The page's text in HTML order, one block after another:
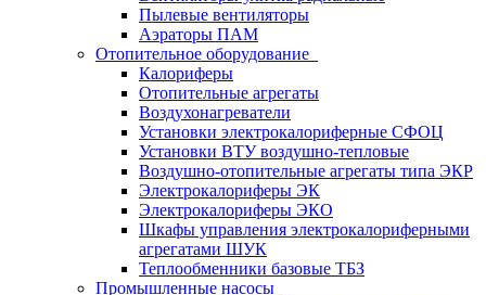
Пылевые вентиляторы
Аэраторы ПАМ
Отопительное оборудование
Калориферы
Отопительные агрегаты
Воздухонагреватели
Установки электрокалориферные СФОЦ
Установки ВТУ воздушно-тепловые
Воздушно-отопительные агрегаты типа ЭКР
Электрокалориферы ЭК
Электрокалориферы ЭКО
Шкафы управления электрокалориферными
агрегатами ШУК
Теплообменники базовые ТБЗ
Промышленные насосы